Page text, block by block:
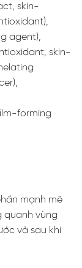
skin-
agent),
skin-
forming
mạnh mẽ
quanh vùng
và sau khi